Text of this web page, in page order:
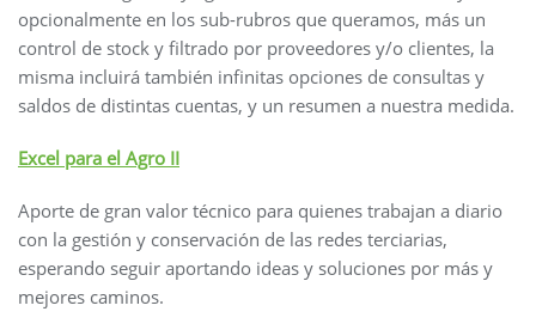
opcionalmente en los sub-rubros que queramos, más un
control de stock y filtrado por proveedores y/o clientes, la
misma incluirá también infinitas opciones de consultas y
saldos de distintas cuentas, y un resumen a nuestra medida.
Excel para el Agro II
Aporte de gran valor técnico para quienes trabajan a diario
con la gestión y conservación de las redes terciarias,
esperando seguir aportando ideas y soluciones por más y
mejores caminos.